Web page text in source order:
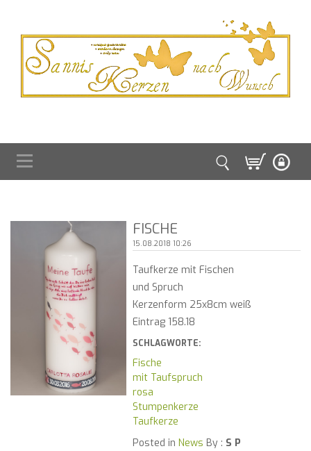
FISCHE
15.08.2018 10:26
Taufkerze mit Fischen
und Spruch
Kerzenform 25x8cm weiß
Eintrag 158.18
SCHLAGWORTE:
Fische
mit Taufspruch
rosa
Stumpenkerze
Taufkerze
Posted in News By : S P